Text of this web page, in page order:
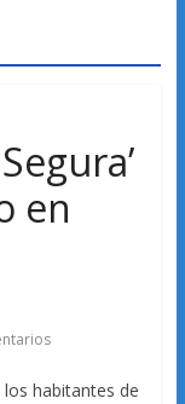
en
habitantes de